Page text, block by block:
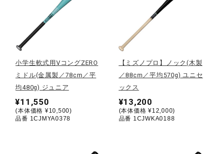
テニス／ソフトテニス
陸上競技
小学生軟式用VコングZERO
ミドル(金属製／78cm／平
均480g) ジュニア
¥11,550
(本体価格 ¥10,500)
品番 1CJMYA0378
【ミズノプロ】ノック(木製
／88cm／平均570g) ユニセ
ックス
¥13,200
(本体価格 ¥12,000)
品番 1CJWKA0188